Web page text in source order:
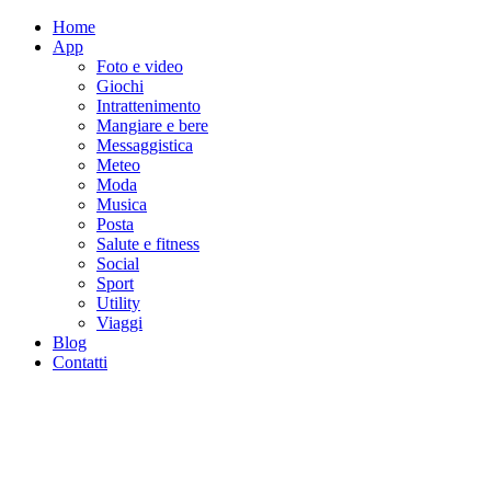
Home
App
Foto e video
Giochi
Intrattenimento
Mangiare e bere
Messaggistica
Meteo
Moda
Musica
Posta
Salute e fitness
Social
Sport
Utility
Viaggi
Blog
Contatti